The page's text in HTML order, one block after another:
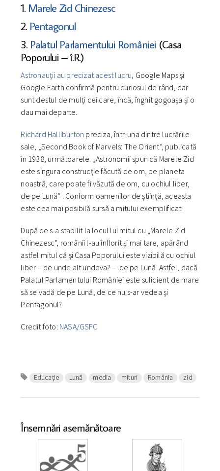
1. Marele Zid Chinezesc
2. Pentagonul
3. Palatul Parlamentului României (Casa
Poporului – î.R.)
Astronauţii au precizat acest lucru , Google Maps şi
Google Earth confirmă pentru curiosul de rând, dar
sunt destul de mulţi cei care, încă, înghit gogoaşa şi o
dau mai departe.
Richard Halliburton preciza, într-una dintre lucrările
sale, „Second Book of Marvels: The Orient”, publicată
în 1938, următoarele: „Astronomii spun că Marele Zid
este singura construcţie făcută de om, pe planeta
noastră, care poate fi văzută de om, cu ochiul liber,
de pe Lună” . Conform oamenilor de ştiinţă, aceasta
este cea mai posibilă sursă a mitului exemplificat.
După ce s-a stabilit la locul lui mitul cu „Marele Zid
Chinezesc”, românii l-au înflorit şi mai tare, apărând
astfel mitul că şi Casa Poporului este vizibilă cu ochiul
liber – de unde alt undeva? – de pe Lună. Astfel, dacă
Palatul Parlamentului României este suficient de mare
să se vadă de pe Lună, de ce nu s-ar vedea şi
Pentagonul?
Credit foto: NASA/GSFC
Educaţie Lună media mituri România zid
Însemnări asemănătoare